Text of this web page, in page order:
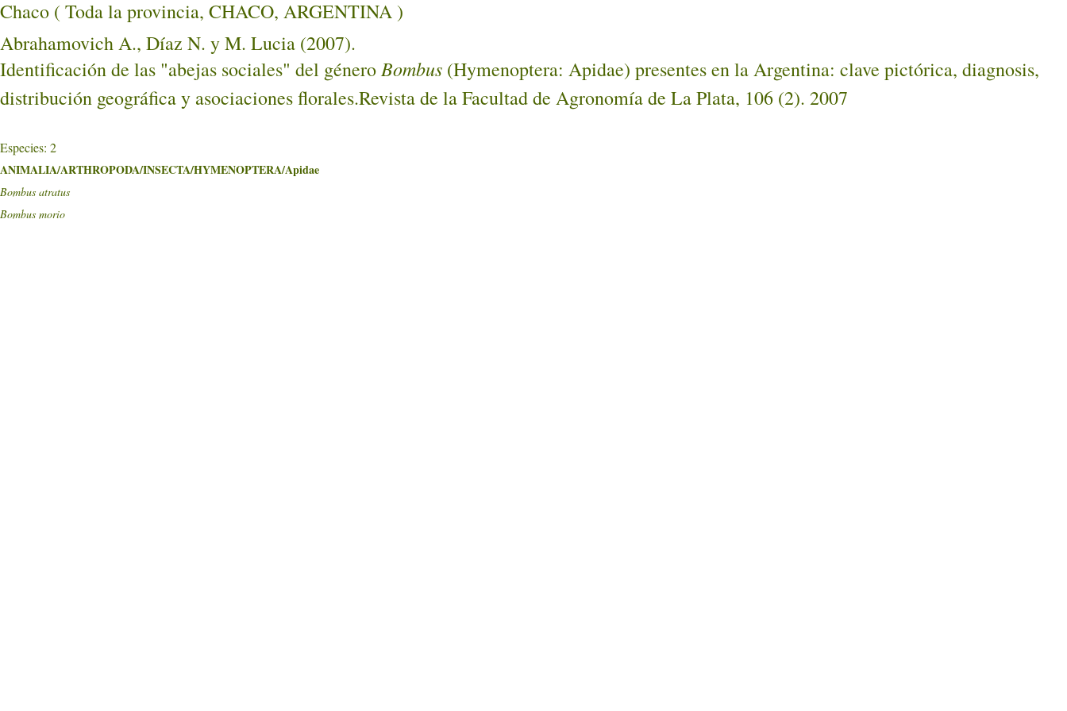
Chaco ( Toda la provincia, CHACO, ARGENTINA )
Abrahamovich A., Díaz N. y M. Lucia (2007).
Identificación de las "abejas sociales" del género Bombus (Hymenoptera: Apidae) presentes en la Argentina: clave pictórica, diagnosis,
distribución geográfica y asociaciones florales.Revista de la Facultad de Agronomía de La Plata, 106 (2). 2007
Especies: 2
ANIMALIA/ARTHROPODA/INSECTA/HYMENOPTERA/Apidae
Bombus atratus
Bombus morio